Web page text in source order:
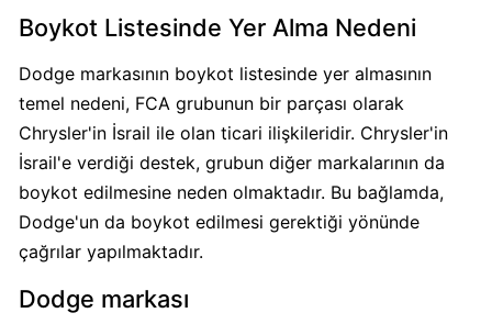
mu?
Kimin
Sahibi
Kim?
Calve
Boykot
mu?
Calve
Kimin
Boykot Listesinde Yer Alma Nedeni
Dodge markasının boykot listesinde yer almasının
temel nedeni, FCA grubunun bir parçası olarak
Chrysler'in İsrail ile olan ticari ilişkileridir. Chrysler'in
İsrail'e verdiği destek, grubun diğer markalarının da
boykot edilmesine neden olmaktadır. Bu bağlamda,
Dodge'un da boykot edilmesi gerektiği yönünde
çağrılar yapılmaktadır.
Dodge markası